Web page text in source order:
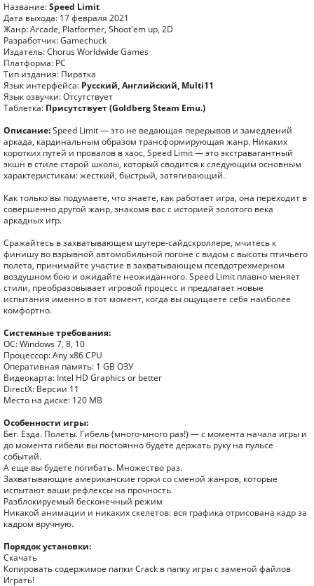
Название:Speed Limit
Дата выхода: 17 февраля 2021
Жанр: Arcade, Platformer, Shoot'em up, 2D
Разработчик: Gamechuck
Издатель: Chorus Worldwide Games
Платформа: PC
Тип издания: Пиратка
Язык интерфейса: Русский, Английский, Multi11
Язык озвучки: Отсутствует
Таблетка: Присутствует (Goldberg Steam Emu.)
Описание:Speed Limit — это не ведающая перерывов и замедлений
аркада, кардинальным образом трансформирующая жанр. Никаких
коротких путей и провалов в хаос, Speed Limit — это экстравагантный
экшн в стиле старой школы, который сводится к следующим основным
характеристикам: жесткий, быстрый, затягивающий.
Как только вы подумаете, что знаете, как работает игра, она переходит в
совершенно другой жанр, знакомя вас с историей золотого века
аркадных игр.
Сражайтесь в захватывающем шутере-сайдскроллере, мчитесь к
финишу во взрывной автомобильной погоне с видом с высоты птичьего
полета, принимайте участие в захватывающем псевдотрехмерном
воздушном бою и ожидайте неожиданного. Speed Limit плавно меняет
стили, преобразовывает игровой процесс и предлагает новые
испытания именно в тот момент, когда вы ощущаете себя наиболее
комфортно.
Системные требования:
ОС: Windows 7, 8, 10
Процессор: Any x86 CPU
Оперативная память: 1 GB ОЗУ
Видеокарта: Intel HD Graphics or better
DirectX: Версии 11
Место на диске: 120 MB
Особенности игры:
Бег. Езда. Полеты. Гибель (много-много раз!) — с момента начала игры и
до момента гибели вы постоянно будете держать руку на пульсе
событий.
А еще вы будете погибать. Множество раз.
Захватывающие американские горки со сменой жанров, которые
испытают ваши рефлексы на прочность.
Разблокируемый бесконечный режим
Никакой анимации и никаких скелетов: вся графика отрисована кадр за
кадром вручную.
Порядок установки:
Скачать
Копировать содержимое папки Crack в папку игры с заменой файлов
Играть!